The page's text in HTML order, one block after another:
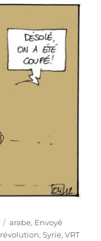
Étiquettes
arabe, Envoyé
révolution,Syrie,VRT